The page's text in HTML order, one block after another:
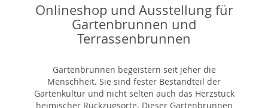
Onlineshop und Ausstellung für
Gartenbrunnen und
Terrassenbrunnen
Gartenbrunnen begeistern seit jeher die
Menschheit. Sie sind fester Bestandteil der
Gartenkultur und nicht selten auch das Herzstück
heimischer Rückzugsorte. Dieser Gartenbrunnen